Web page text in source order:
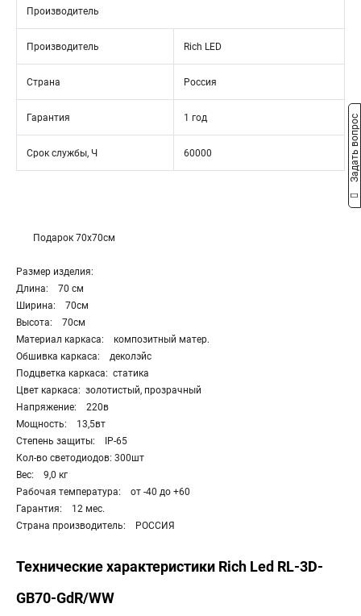
Производитель
Производитель Rich LED
Страна Россия
Гарантия 1 год
Срок службы, Ч 60000
Подарок 70х70см
Размер изделия:
Длина: 70 см
Ширина: 70см
Высота: 70см
Материал каркаса: композитный матер.
Обшивка каркаса: деколэйс
Подцветка каркаса: статика
Цвет каркаса: золотистый, прозрачный
Напряжение: 220в
Мощность: 13,5вт
Степень защиты: IP-65
Кол-во светодиодов: 300шт
Вес: 9,0 кг
Рабочая температура: от -40 до +60
Гарантия: 12 мес.
Страна производитель: РОССИЯ
Технические характеристики Rich Led RL-3D-
GB70-GdR/WW
Задать вопрос